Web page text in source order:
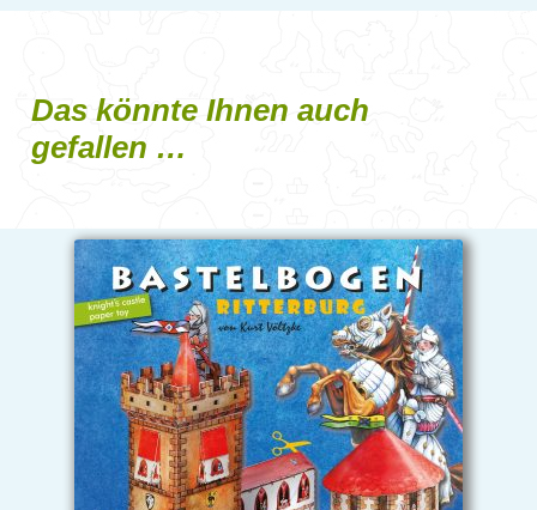
Das könnte Ihnen auch
gefallen …